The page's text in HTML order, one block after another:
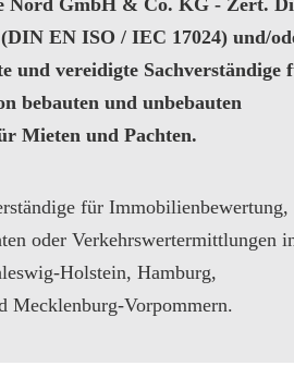
(DIN EN ISO / IEC 17024) und/
und vereidigte Sachverständige
bebauten und unbebauten
Mieten und Pachten.
für Immobilienbewertung,
oder Verkehrswertermittlungen
Holstein, Hamburg,
Mecklenburg-Vorpommern.